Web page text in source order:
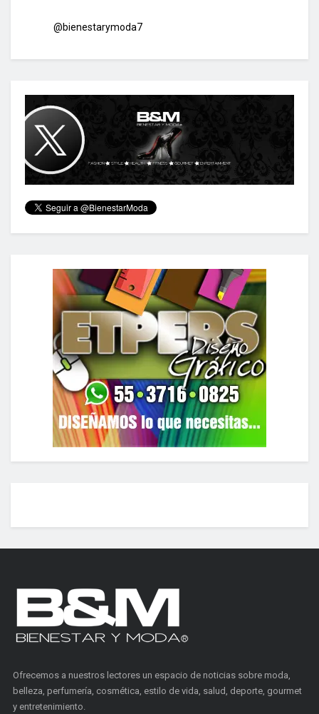
@bienestarymoda7
Ofrecemos a nuestros lectores un espacio de noticias sobre moda,
belleza, perfumería, cosmética, estilo de vida, salud, deporte, gourmet
y entretenimiento.